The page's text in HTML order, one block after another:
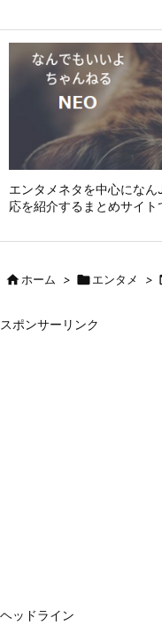
エンタメネタを中心にな
応を紹介するまとめサイト
ホーム > エンタメ >
スポンサーリンク
ヘッドライン